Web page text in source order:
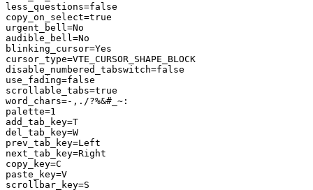
less_questions=false
copy_on_select=true
urgent_bell=No
audible_bell=No
blinking_cursor=Yes
cursor_type=VTE_CURSOR_SHAPE_BLOCK
disable_numbered_tabswitch=false
use_fading=false
scrollable_tabs=true
word_chars=-,./?%&#_~:
palette=1
add_tab_key=T
del_tab_key=W
prev_tab_key=Left
next_tab_key=Right
copy_key=C
paste_key=V
scrollbar_key=S